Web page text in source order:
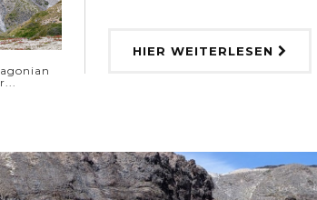
HIER WEITERLESEN